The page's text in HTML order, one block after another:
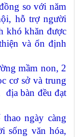
so với năm
hỗ trợ người
khó khăn được
và ổn định
mầm non, 2
cơ sở và trung
địa bàn đều đạt
thao ngày càng
sống văn hóa,